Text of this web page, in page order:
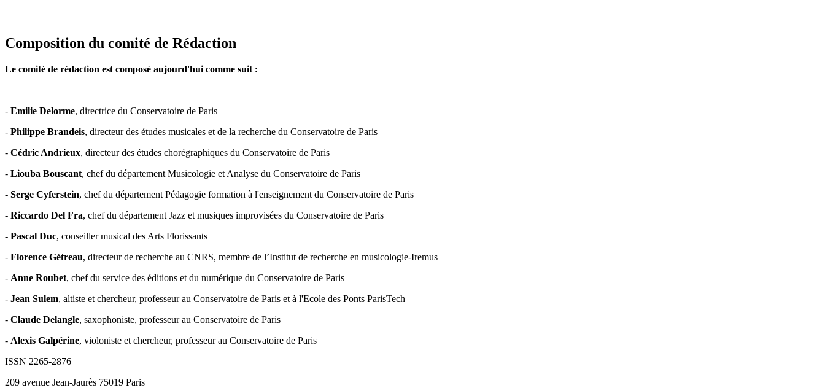
Composition du comité de Rédaction
Le comité de rédaction est composé aujourd'hui comme suit :
- Emilie Delorme, directrice du Conservatoire de Paris
- Philippe Brandeis, directeur des études musicales et de la recherche du Conservatoire de Paris
- Cédric Andrieux, directeur des études chorégraphiques du Conservatoire de Paris
- Liouba Bouscant, chef du département Musicologie et Analyse du Conservatoire de Paris
- Serge Cyferstein, chef du département Pédagogie formation à l'enseignement du Conservatoire de Paris
- Riccardo Del Fra, chef du département Jazz et musiques improvisées du Conservatoire de Paris
- Pascal Duc, conseiller musical des Arts Florissants
- Florence Gétreau, directeur de recherche au CNRS, membre de l’Institut de recherche en musicologie-Iremus
- Anne Roubet, chef du service des éditions et du numérique du Conservatoire de Paris
- Jean Sulem, altiste et chercheur, professeur au Conservatoire de Paris et à l'Ecole des Ponts ParisTech
- Claude Delangle, saxophoniste, professeur au Conservatoire de Paris
- Alexis Galpérine, violoniste et chercheur, professeur au Conservatoire de Paris
ISSN 2265-2876
209 avenue Jean-Jaurès 75019 Paris